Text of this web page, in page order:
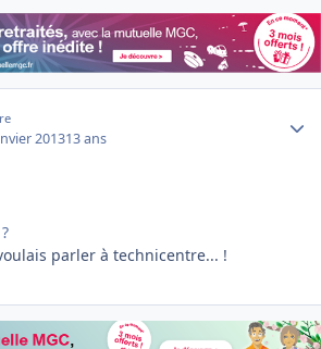
201313 ans
parler à technicentre... !